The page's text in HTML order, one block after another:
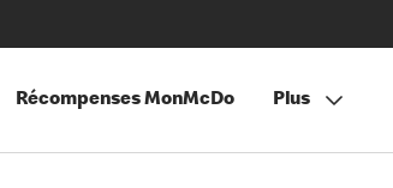
Récompenses MonMcDo Plus